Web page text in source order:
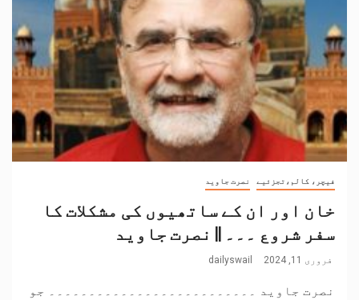
فیچر، کالم،تجزئیے نصرت جاوید
خان اور ان کے ساتھیوں کی مشکلات کا
سفر شروع ۔۔۔ || نصرت جاوید
فروری 11, 2024 dailyswail
نصرت جاوید ۔۔۔۔۔۔۔۔۔۔۔۔۔۔۔۔۔۔۔۔۔۔۔۔۔۔ جو